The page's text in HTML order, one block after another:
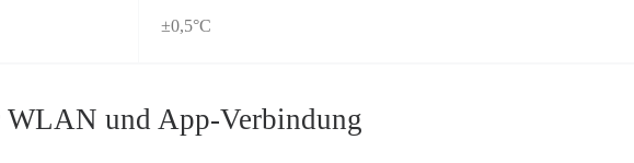
±0,5°C
WLAN und App-Verbindung